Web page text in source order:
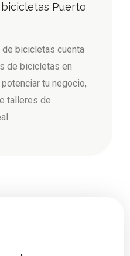
Puerto
bicicletas cuenta
de bicicletas en
tu negocio,
talleres de